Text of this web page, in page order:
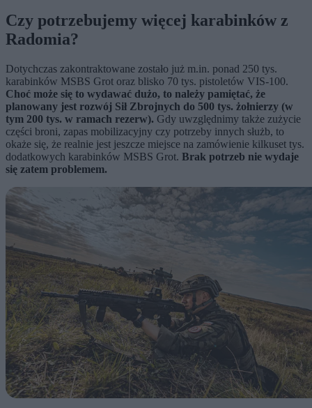
Czy potrzebujemy więcej karabinków z
Radomia?
Dotychczas zakontraktowane zostało już m.in. ponad 250 tys.
karabinków MSBS Grot oraz blisko 70 tys. pistoletów VIS-100.
Choć może się to wydawać dużo, to należy pamiętać, że
planowany jest rozwój Sił Zbrojnych do 500 tys. żołnierzy (w
tym 200 tys. w ramach rezerw). Gdy uwzględnimy także zużycie
części broni, zapas mobilizacyjny czy potrzeby innych służb, to
okaże się, że realnie jest jeszcze miejsce na zamówienie kilkuset tys.
dodatkowych karabinków MSBS Grot. Brak potrzeb nie wydaje
się zatem problemem.